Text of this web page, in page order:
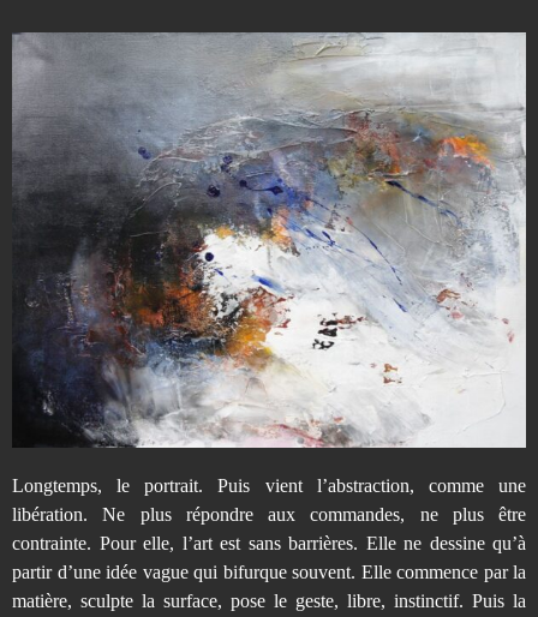
Longtemps, le portrait. Puis vient l’abstraction, comme une
libération. Ne plus répondre aux commandes, ne plus être
contrainte. Pour elle, l’art est sans barrières. Elle ne dessine qu’à
partir d’une idée vague qui bifurque souvent. Elle commence par la
matière, sculpte la surface, pose le geste, libre, instinctif. Puis la